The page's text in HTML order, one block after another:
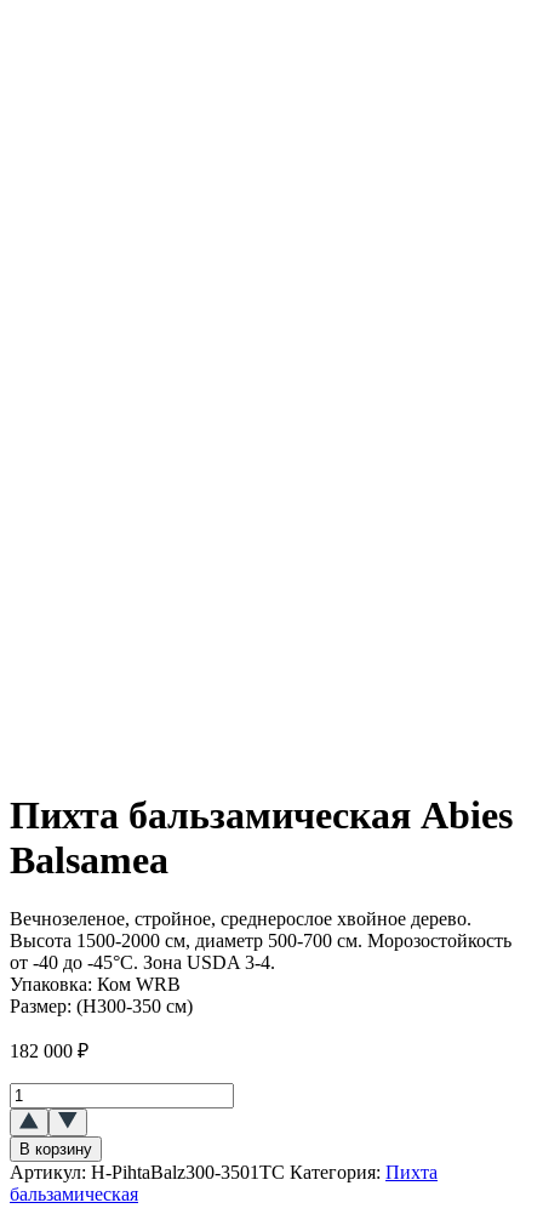
Пихта бальзамическая Abies
Balsamea
Вечнозеленое, стройное, среднерослое хвойное дерево.
Высота 1500-2000 см, диаметр 500-700 см. Морозостойкость
от -40 до -45°C. Зона USDA 3-4.
Упаковка: Ком WRB
Размер: (Н300-350 см)
182 000 ₽
Количество
товара
Пихта
бальзамическая
(Abies
Balsamea)
В корзину
Артикул: H-PihtaBalz300-3501ТС Категория: Пихта
бальзамическая